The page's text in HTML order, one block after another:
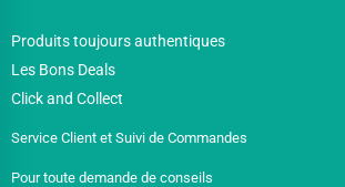
Produits toujours authentiques
Les Bons Deals
Click and Collect
Service Client et Suivi de Commandes
Pour toute demande de conseils